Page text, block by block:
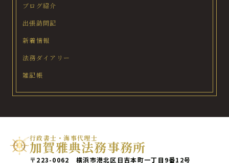
ブログ紹介
出張訪問記
新着情報
法務ダイアリー
雑記帳
行政書士・海事代理士
加賀雅典法務事務所
〒223-0062 横浜市港北区日吉本町一丁目9番12号